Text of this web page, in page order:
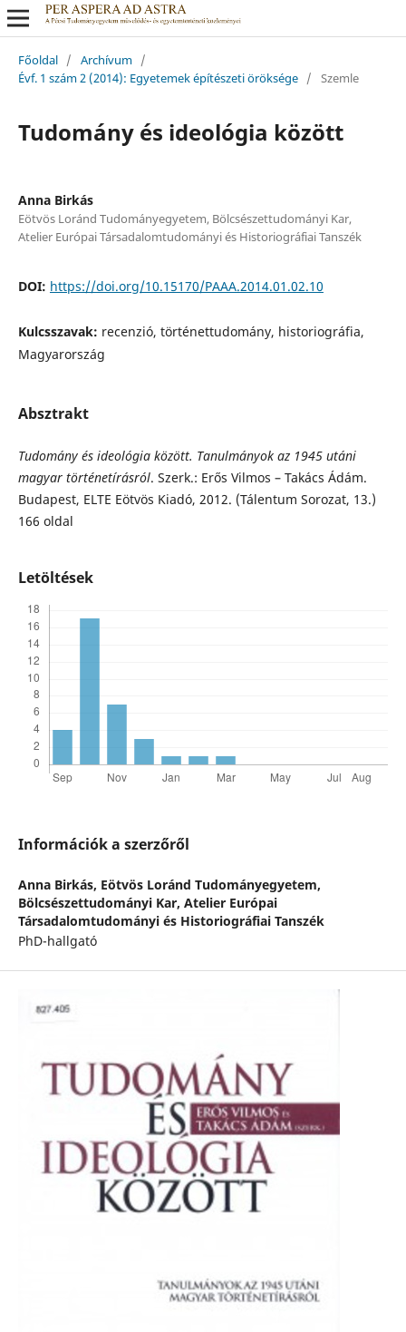
Főoldal / Archívum /
Évf. 1 szám 2 (2014): Egyetemek építészeti öröksége / Szemle
Tudomány és ideológia között
Anna Birkás
Eötvös Loránd Tudományegyetem, Bölcsészettudományi Kar,
Atelier Európai Társadalomtudományi és Historiográfiai Tanszék
DOI: https://doi.org/10.15170/PAAA.2014.01.02.10
Kulcsszavak: recenzió, történettudomány, historiográfia,
Magyarország
Absztrakt
Tudomány és ideológia között. Tanulmányok az 1945 utáni
magyar történetírásról. Szerk.: Erős Vilmos – Takács Ádám.
Budapest, ELTE Eötvös Kiadó, 2012. (Tálentum Sorozat, 13.)
166 oldal
Letöltések
Információk a szerzőről
Anna Birkás, Eötvös Loránd Tudományegyetem,
Bölcsészettudományi Kar, Atelier Európai
Társadalomtudományi és Historiográfiai Tanszék
PhD-hallgató